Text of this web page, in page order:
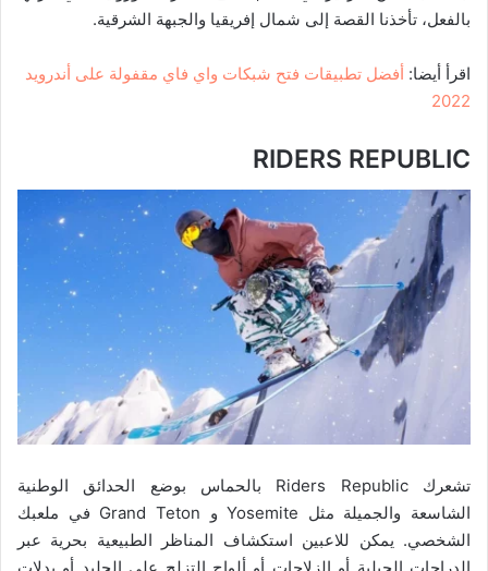
بالفعل، تأخذنا القصة إلى شمال إفريقيا والجبهة الشرقية.
اقرأ أيضا: أفضل تطبيقات فتح شبكات واي فاي مقفولة على أندرويد
2022
RIDERS REPUBLIC
تشعرك Riders Republic بالحماس بوضع الحدائق الوطنية
الشاسعة والجميلة مثل Yosemite و Grand Teton في ملعبك
الشخصي. يمكن للاعبين استكشاف المناظر الطبيعية بحرية عبر
الدراجات الجبلية أو الزلاجات أو ألواح التزلج على الجليد أو بدلات